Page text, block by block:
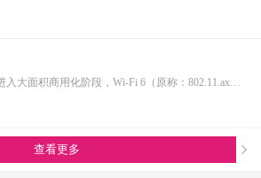
Wi-Fi 6已进入大面积商用化阶段，Wi-Fi 6（原称：802.11.ax）即第六代无线网络技术，提升更高的带宽，降低延时，连接用户数量提升明显。从IoT大布局的角度看，Wi-Fi 6在其中扮演着尤为重要的角色，也是高端技术的产物，内部有非常多的电源转换单元，亦需要搭配大电流功率…
查看更多